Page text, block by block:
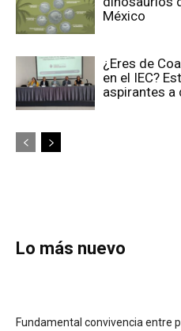
México
¿Eres de
en el IEC?
aspirantes a
Lo más nuevo
Fundamental convivencia entre